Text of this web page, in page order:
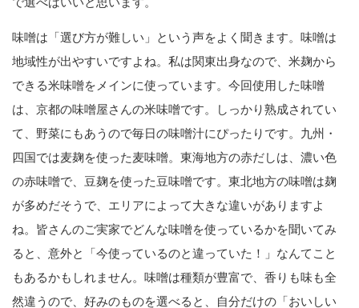
味噌は「選び方が難しい」という声をよく聞きます。味噌は
地域性が出やすいですよね。私は関東出身なので、米麹から
できる米味噌をメインに使っています。今回使用した味噌
は、京都の味噌屋さんの米味噌です。しっかり熟成されてい
て、野菜にもあうので毎日の味噌汁にぴったりです。九州・
四国では麦麹を使った麦味噌。東海地方の赤だしは、濃い色
の赤味噌で、豆麹を使った豆味噌です。東北地方の味噌は麹
が多めだそうで、エリアによって大きな違いがありますよ
ね。皆さんのご実家でどんな味噌を使っているかを聞いてみ
ると、意外と「今使っているのと違っていた！」なんてこと
もあるかもしれません。味噌は種類が豊富で、香りも味も全
然違うので、好みのものを選べると、自分だけの「おいしい